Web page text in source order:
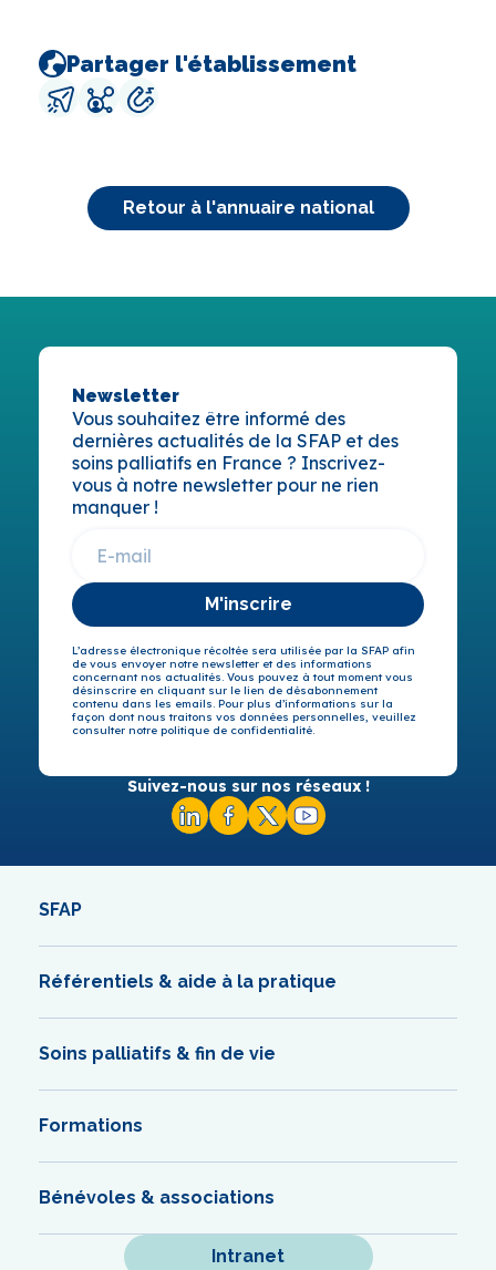
Partager l'établissement
Retour à l'annuaire national
Newsletter
Vous souhaitez être informé des
dernières actualités de la SFAP et des
soins palliatifs en France ? Inscrivez-
vous à notre newsletter pour ne rien
manquer !
M'inscrire
L’adresse électronique récoltée sera utilisée par la SFAP afin
de vous envoyer notre newsletter et des informations
concernant nos actualités. Vous pouvez à tout moment vous
désinscrire en cliquant sur le lien de désabonnement
contenu dans les emails. Pour plus d’informations sur la
façon dont nous traitons vos données personnelles, veuillez
consulter notre politique de confidentialité.
Suivez-nous sur nos réseaux !
SFAP
Référentiels & aide à la pratique
Soins palliatifs & fin de vie
Formations
Bénévoles & associations
Intranet